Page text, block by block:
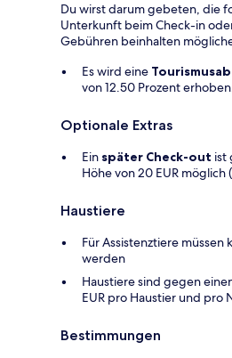
Du wirst darum gebeten, die
Unterkunft beim Check-in
Gebühren beinhalten
Es wird eine
von 12.50 Prozent
Optionale Extras
Ein später Check-out ist
Höhe von 20 EUR
Haustiere
Für Assistenztiere
werden
Haustiere sind gegen
EUR pro Haustier und pro
Bestimmungen